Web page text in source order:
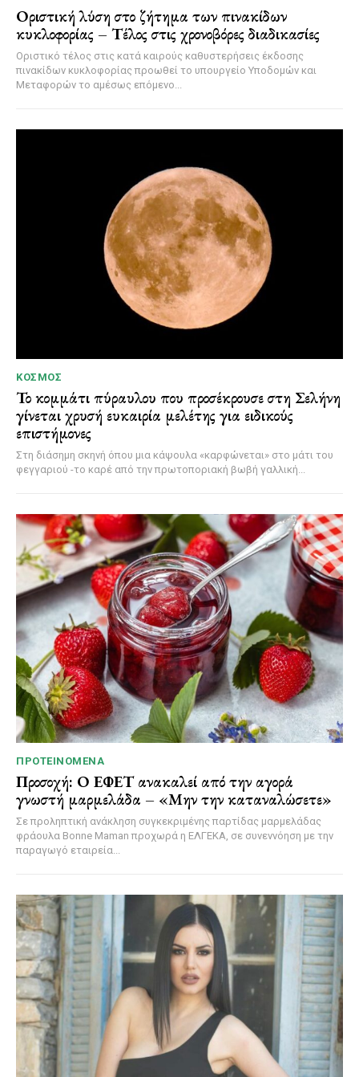
Οριστική λύση στο ζήτημα των πινακίδων
κυκλοφορίας – Τέλος στις χρονοβόρες διαδικασίες
Οριστικό τέλος στις κατά καιρούς καθυστερήσεις έκδοσης
πινακίδων κυκλοφορίας προωθεί το υπουργείο Υποδομών και
Μεταφορών το αμέσως επόμενο...
ΚΌΣΜΟΣ
Το κομμάτι πύραυλου που προσέκρουσε στη Σελήνη
γίνεται χρυσή ευκαιρία μελέτης για ειδικούς
επιστήμονες
Στη διάσημη σκηνή όπου μια κάψουλα «καρφώνεται» στο μάτι του
φεγγαριού -το καρέ από την πρωτοποριακή βωβή γαλλική...
ΠΡΟΤΕΙΝΌΜΕΝΑ
Προσοχή: Ο ΕΦΕΤ ανακαλεί από την αγορά
γνωστή μαρμελάδα – «Μην την καταναλώσετε»
Σε προληπτική ανάκληση συγκεκριμένης παρτίδας μαρμελάδας
φράουλα Bonne Maman προχωρά η ΕΛΓΕΚΑ, σε συνεννόηση με την
παραγωγό εταιρεία...